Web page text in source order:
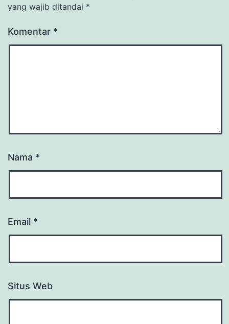
yang wajib ditandai *
Komentar *
Nama *
Email *
Situs Web